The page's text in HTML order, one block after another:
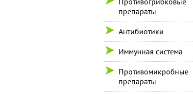
препараты
Антибиотики
Иммунная система
Противомикробные
препараты